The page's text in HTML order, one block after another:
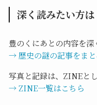
深く読みたい方は
豊のくにあとの内容を
→ 歴史の謎の記事をま
写真と記録は、ZINEと
→ ZINE一覧はこちら